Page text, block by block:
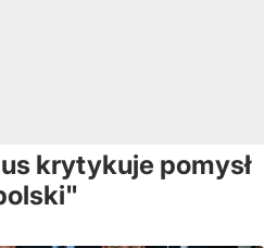
krytykuje pomysł